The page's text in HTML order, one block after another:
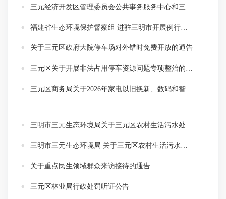
关于三元区政府大院停车场对外错时免费开放的通告
三元区关于开展非法占用停车资源问题专项整治的通告
三明市三元生态环境局 关于三元区农村生活污水处理设施及配套管网市场化运维项目的询价公告
关于重点民生领域群众来访接待的通告
三元区林业局行政处罚听证公告